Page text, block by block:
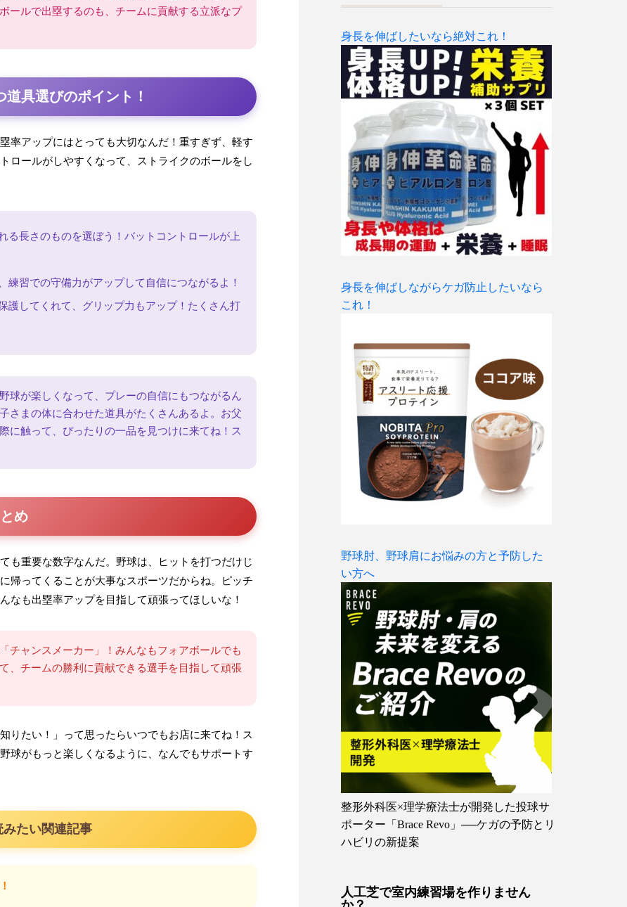
ールで出塁するのも、チームに貢献する立派なプ
具選びのポイント！
率アップにはとっても大切なんだ！重すぎず、軽す
ロールがしやすくなって、ストライクのボールをし
る長さのものを選ぼう！バットコントロールが上
練習での守備力がアップして自信につながるよ！
護してくれて、グリップ力もアップ！たくさん打
球が楽しくなって、プレーの自信にもつながるん
さまの体に合わせた道具がたくさんあるよ。お父
に触って、ぴったりの一品を見つけに来てね！ス
め
も重要な数字なんだ。野球は、ヒットを打つだけじ
帰ってくることが大事なスポーツだからね。ピッチ
なも出塁率アップを目指して頑張ってほしいな！
チャンスメーカー」！みんなもフォアボールでも
、チームの勝利に貢献できる選手を目指して頑張
りたい！」って思ったらいつでもお店に来てね！ス
球がもっと楽しくなるように、なんでもサポートす
みたい関連記事
身長を伸ばしたいなら絶対これ！
身長を伸ばしながらケガ防止したいなら
これ！
野球肘、野球肩にお悩みの方と予防した
い方へ
整形外科医×理学療法士が開発した投球サ
ポーター「Brace Revo」──ケガの予防とリ
ハビリの新提案
人工芝で室内練習場を作りません